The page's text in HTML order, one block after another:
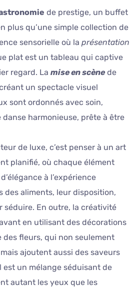
de prestige, un buffet
plus qu’une simple collection de
sensorielle où la présentation
plat est un tableau qui captive
regard. La mise en scènede
un spectacle visuel
sont ordonnés avec soin,
harmonieuse, prête à être
de luxe, c’est penser à un art
planifié, où chaque élément
à l’expérience
des aliments, leur disposition,
séduire. En outre, la créativité
en utilisant des décorations
des fleurs, qui non seulement
ajoutent aussi des saveurs
est un mélange séduisant de
autant les yeux que les